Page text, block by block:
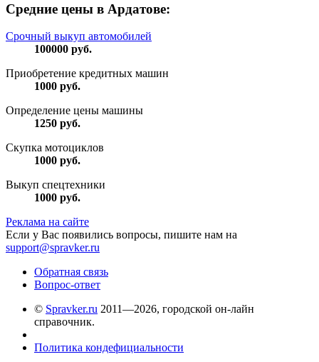
Средние цены в Ардатове:
Срочный выкуп автомобилей
100000 руб.
Приобретение кредитных машин
1000 руб.
Определение цены машины
1250 руб.
Скупка мотоциклов
1000 руб.
Выкуп спецтехники
1000 руб.
Реклама на сайте
Если у Вас появились вопросы, пишите нам на
support@spravker.ru
Обратная связь
Вопрос-ответ
© Spravker.ru 2011—2026, городской он-лайн
справочник.
Политика кондефициальности